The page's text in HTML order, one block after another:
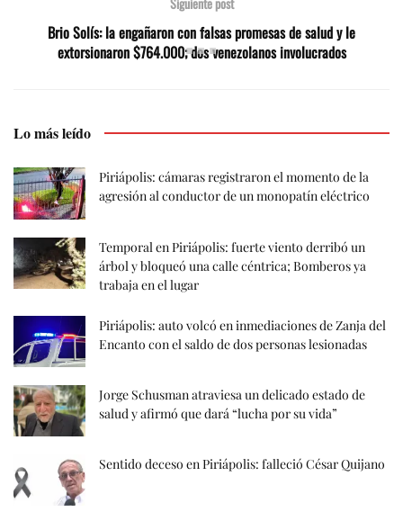
Brio Solís: la engañaron con falsas promesas de salud y le
extorsionaron $764.000; dos venezolanos involucrados
Lo más leído
Piriápolis: cámaras registraron el momento de la
agresión al conductor de un monopatín eléctrico
Temporal en Piriápolis: fuerte viento derribó un
árbol y bloqueó una calle céntrica; Bomberos ya
trabaja en el lugar
Piriápolis: auto volcó en inmediaciones de Zanja del
Encanto con el saldo de dos personas lesionadas
Jorge Schusman atraviesa un delicado estado de
salud y afirmó que dará “lucha por su vida”
Sentido deceso en Piriápolis: falleció César Quijano